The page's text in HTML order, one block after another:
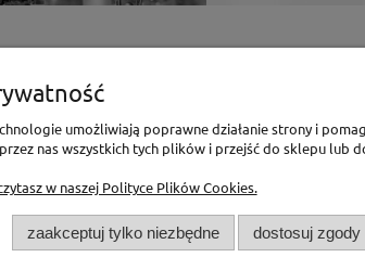
Polityka
umożliwiają poprawne działanie strony i
nas wszystkich tych plików i przejść do sklepu lub
w naszej Polityce Plików Cookies.
zaakceptuj tylko niezbędne dostosuj zgody